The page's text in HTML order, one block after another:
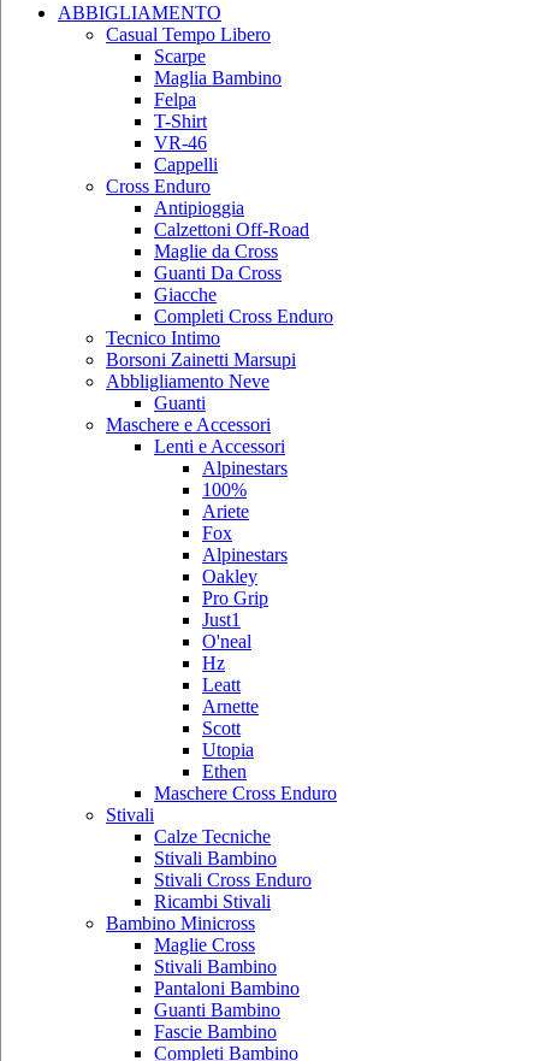
ABBIGLIAMENTO
Casual Tempo Libero
Scarpe
Maglia Bambino
Felpa
T-Shirt
VR-46
Cappelli
Cross Enduro
Antipioggia
Calzettoni Off-Road
Maglie da Cross
Guanti Da Cross
Giacche
Completi Cross Enduro
Tecnico Intimo
Borsoni Zainetti Marsupi
Abbligliamento Neve
Guanti
Maschere e Accessori
Lenti e Accessori
Alpinestars
100%
Ariete
Fox
Alpinestars
Oakley
Pro Grip
Just1
O'neal
Hz
Leatt
Arnette
Scott
Utopia
Ethen
Maschere Cross Enduro
Stivali
Calze Tecniche
Stivali Bambino
Stivali Cross Enduro
Ricambi Stivali
Bambino Minicross
Maglie Cross
Stivali Bambino
Pantaloni Bambino
Guanti Bambino
Fascie Bambino
Completi Bambino